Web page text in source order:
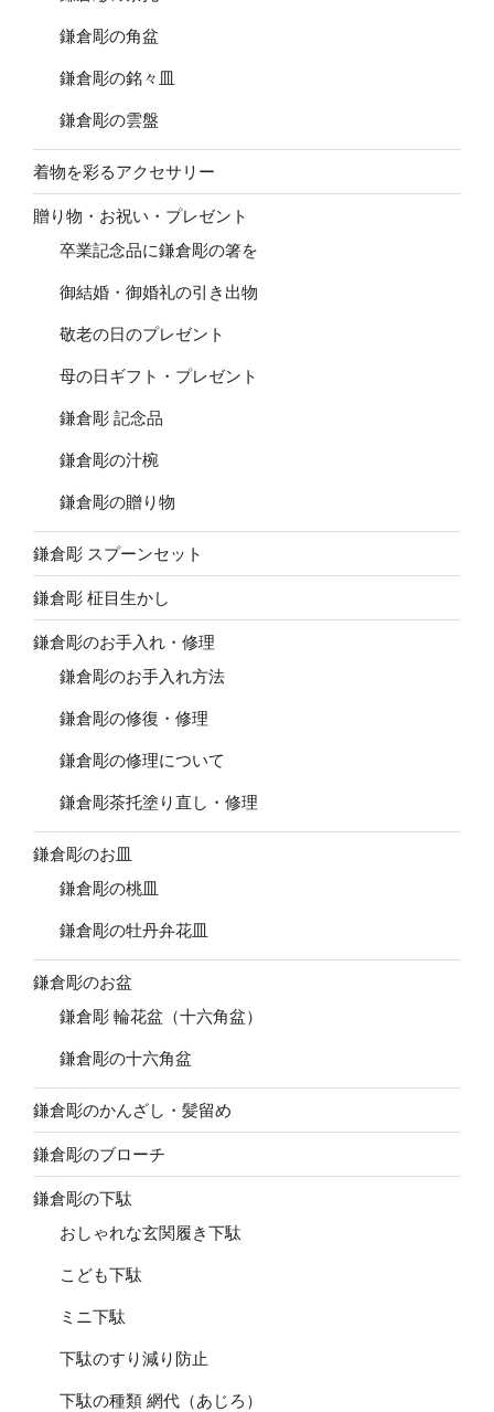
鎌倉彫の角盆
鎌倉彫の銘々皿
鎌倉彫の雲盤
着物を彩るアクセサリー
贈り物・お祝い・プレゼント
卒業記念品に鎌倉彫の箸を
御結婚・御婚礼の引き出物
敬老の日のプレゼント
母の日ギフト・プレゼント
鎌倉彫 記念品
鎌倉彫の汁椀
鎌倉彫の贈り物
鎌倉彫 スプーンセット
鎌倉彫 柾目生かし
鎌倉彫のお手入れ・修理
鎌倉彫のお手入れ方法
鎌倉彫の修復・修理
鎌倉彫の修理について
鎌倉彫茶托塗り直し・修理
鎌倉彫のお皿
鎌倉彫の桃皿
鎌倉彫の牡丹弁花皿
鎌倉彫のお盆
鎌倉彫 輪花盆（十六角盆）
鎌倉彫の十六角盆
鎌倉彫のかんざし・髪留め
鎌倉彫のブローチ
鎌倉彫の下駄
おしゃれな玄関履き下駄
こども下駄
ミニ下駄
下駄のすり減り防止
下駄の種類 網代（あじろ）